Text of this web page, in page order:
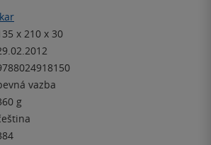
x 210 x 30
vazba
g